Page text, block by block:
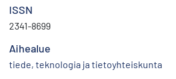
ISSN
2341-8699
Aihealue
tiede, teknologia ja tietoyhteiskunta